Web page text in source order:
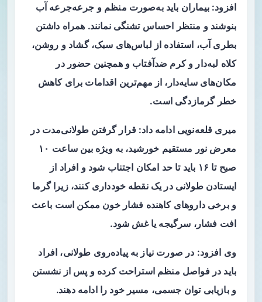
افزود: بیماران باید به‌صورت منظم و جرعه‌جرعه آب
بنوشند و منتظر احساس تشنگی نمانند. همراه داشتن
بطری آب، استفاده از لباس‌های سبک، گشاد و روشن،
کلاه لبه‌دار و کرم ضدآفتاب و همچنین حضور در
مکان‌های سایه‌دار، از مهم‌ترین اقدامات برای کاهش
خطر گرمازدگی است.
میری قلعه‌نویی ادامه داد: قرار گرفتن طولانی‌مدت در
معرض نور مستقیم خورشید، به‌ ویژه بین ساعت ۱۰
صبح تا ۱۶ باید تا حد امکان اجتناب شود و افراد از
ایستادن طولانی در یک نقطه خودداری کنند، زیرا گرما
و برخی داروهای کاهنده فشار خون ممکن است باعث
افت فشار، سرگیجه یا غش شود.
وی افزود: در صورت نیاز به پیاده‌روی طولانی، افراد
باید در فواصل منظم استراحت کرده و پس از نشستن
و بازیابی توان جسمی، مسیر خود را ادامه دهند.